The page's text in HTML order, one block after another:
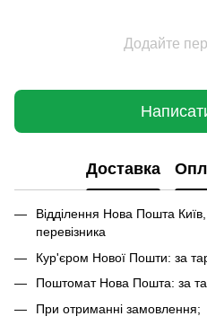
Додайте
Доставка
Відділення Нова Пошта
перевізника
Кур'єром Нової Пошти: за
Поштомат Нова Пошта: за
При отриманні замовлення;